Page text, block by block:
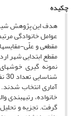
چکیده
هدف این پژوهش
عوامل خانوادگی
مقطعی و علّی-
نمونه گیری
آماری انتخاب شدند.
خانواده،
گرفت. تجزیه و